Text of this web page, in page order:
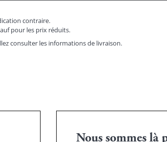
contraire.
pour les prix réduits.
consulter les informations de livraison.
Nous sommes là